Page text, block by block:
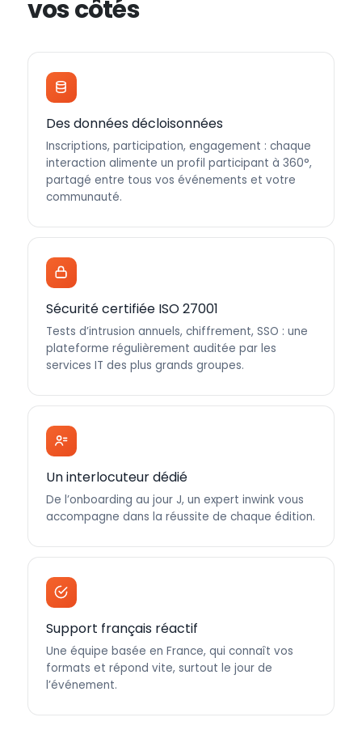
vos côtés
Des données décloisonnées
Inscriptions, participation, engagement : chaque
interaction alimente un profil participant à 360°,
partagé entre tous vos événements et votre
communauté.
Sécurité certifiée ISO 27001
Tests d’intrusion annuels, chiffrement, SSO : une
plateforme régulièrement auditée par les
services IT des plus grands groupes.
Un interlocuteur dédié
De l’onboarding au jour J, un expert inwink vous
accompagne dans la réussite de chaque édition.
Support français réactif
Une équipe basée en France, qui connaît vos
formats et répond vite, surtout le jour de
l’événement.